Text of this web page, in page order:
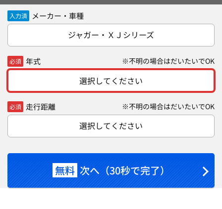
入力済 メーカー・車種
ジャガー・ＸＪシリーズ
必須 年式 ※不明の場合はだいたいでOK
選択してください
必須 走行距離 ※不明の場合はだいたいでOK
選択してください
無料 次へ（30秒で完了）